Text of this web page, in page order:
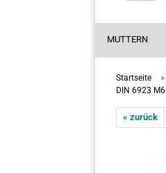
MUTTERN
Startseite »
DIN 6923 M6
« zurück